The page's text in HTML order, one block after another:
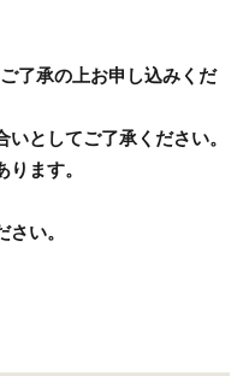
了承の上お申し込みくだ
としてご了承ください。
ます。
い。